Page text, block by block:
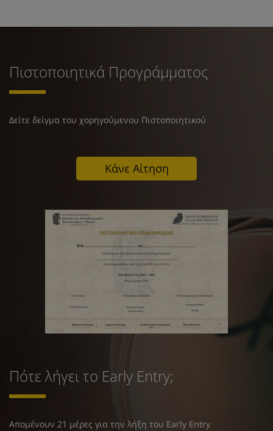
Πιστοποιητικά Προγράμματος
Δείτε δείγμα του χορηγούμενου Πιστοποιητικού
Κάνε Αίτηση
Πότε λήγει το Early Entry;
Απομένουν 21 μέρες για την λήξη του Early Entry